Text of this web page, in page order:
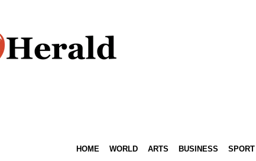
HOME WORLD ARTS BUSINESS SPORT